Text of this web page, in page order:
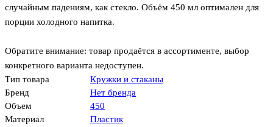
случайным падениям, как стекло. Объём 450 мл оптимален для
порции холодного напитка.
Обратите внимание: товар продаётся в ассортименте, выбор
конкретного варианта недоступен.
Тип товара
Кружки и стаканы
Бренд
Нет бренда
Объем
450
Материал
Пластик